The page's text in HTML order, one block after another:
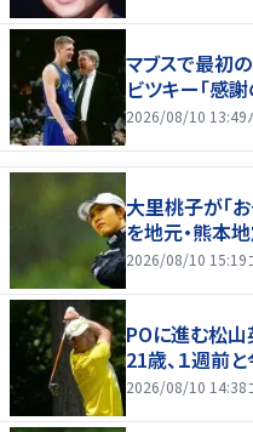
マブスで最初
ビツキー「感
2026/08/10 13:49
大里桃子が「
を地元・熊本
2026/08/10 15:19
POに進む松
21歳、１週前
2026/08/10 14:38